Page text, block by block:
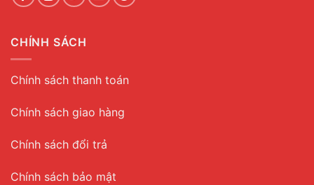
CHÍNH SÁCH
Chính sách thanh toán
Chính sách giao hàng
Chính sách đổi trả
Chính sách bảo mật